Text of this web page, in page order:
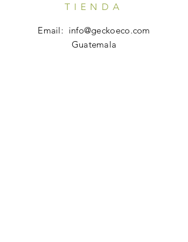
TIENDA
Email: info@geckoeco.com
Guatemala